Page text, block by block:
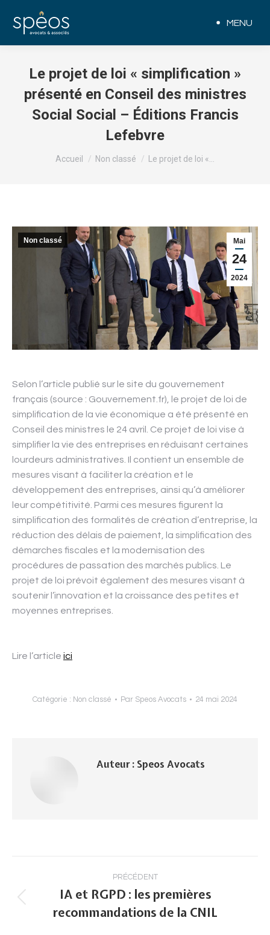
MENU
Le projet de loi « simplification »
présenté en Conseil des ministres
Social Social – Éditions Francis
Lefebvre
Accueil Non classé Le projet de loi «…
Mai
24
2024
Non classé
Selon l’article publié sur le site du gouvernement
français (source : Gouvernement.fr), le projet de loi de
simplification de la vie économique a été présenté en
Conseil des ministres le 24 avril. Ce projet de loi vise à
simplifier la vie des entreprises en réduisant certaines
lourdeurs administratives. Il contient un ensemble de
mesures visant à faciliter la création et le
développement des entreprises, ainsi qu’à améliorer
leur compétitivité. Parmi ces mesures figurent la
simplification des formalités de création d’entreprise, la
réduction des délais de paiement, la simplification des
démarches fiscales et la modernisation des
procédures de passation des marchés publics. Le
projet de loi prévoit également des mesures visant à
soutenir l’innovation et la croissance des petites et
moyennes entreprises.
Lire l’article ici
Catégorie : Non classé Par Speos Avocats 24 mai 2024
Auteur : Speos Avocats
Navigation
article
PRÉCÉDENT
Article
précédent
IA et RGPD : les premières
recommandations de la CNIL